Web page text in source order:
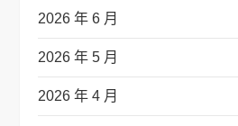
2026 年 6 月
2026 年 5 月
2026 年 4 月